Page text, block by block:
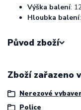
Výška balení:
Hloubka balení
Původ zboží
Zboží zařazeno
Nerezové
Police